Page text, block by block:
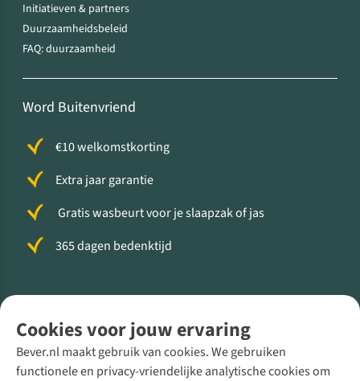
Cookies voor jouw ervaring
Bever.nl maakt gebruik van cookies. We gebruiken
functionele en privacy-vriendelijke analytische cookies om
Initiatieven & partners
Duurzaamheidsbeleid
FAQ: duurzaamheid
Word Buitenvriend
€10 welkomstkorting
Extra jaar garantie
Gratis wasbeurt voor je slaapzak of jas
365 dagen bedenktijd